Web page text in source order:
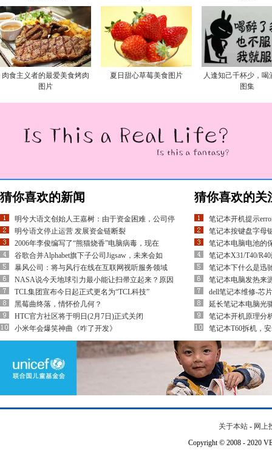
肉食主义者的最爱美食烤肉
图片
夏日甜心草莓美食图片
人逢知己千杯少，喝
图集
猜你喜欢的新闻
明兮大语文创始人王嘉树：由于资金困难，公司停
明兮语文停止运营 发展资金链断裂
2006年李俊编写了“熊猫烧香”电脑病毒，现在
谷歌合并Alphabet旗下子公司Jigsaw，未来会如
暴风公司：将与风行在线在互联网视听服务领域
NASA说今天地球引力最小能让扫帚立起来？原因
TCL集团宣布今日起正式更名为“TCL科技”
黑莓曲终落，情怀价几何？
HTC官方社区将于明日(2月7日)正式关闭
小米年会爆笑神曲《咋了开发》
猜你喜欢的关
笔记本开机提示
笔记本按键盘字母
笔记本电脑电池的
笔记本X31/T40/
笔记本下什么是迅
笔记本电脑发热来
dell笔记本维修-芯
延长笔记本电脑光
笔记本开机原理分
笔记本T60拆机，
关于本站 - 网上
Copyright © 2008 - 2020